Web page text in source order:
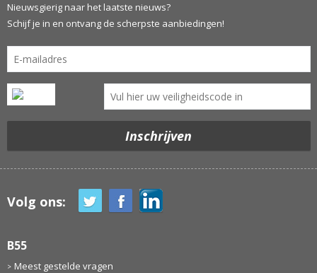
Nieuwsgierig naar het laatste nieuws?
Schijf je in en ontvang de scherpste aanbiedingen!
Volg ons:
B55
Meest gestelde vragen